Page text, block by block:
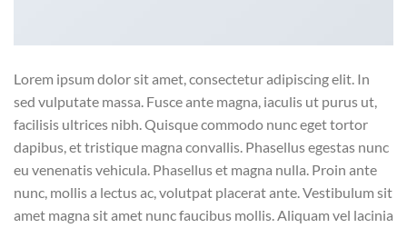
Lorem ipsum dolor sit amet, consectetur adipiscing elit. In
sed vulputate massa. Fusce ante magna, iaculis ut purus ut,
facilisis ultrices nibh. Quisque commodo nunc eget tortor
dapibus, et tristique magna convallis. Phasellus egestas nunc
eu venenatis vehicula. Phasellus et magna nulla. Proin ante
nunc, mollis a lectus ac, volutpat placerat ante. Vestibulum sit
amet magna sit amet nunc faucibus mollis. Aliquam vel lacinia